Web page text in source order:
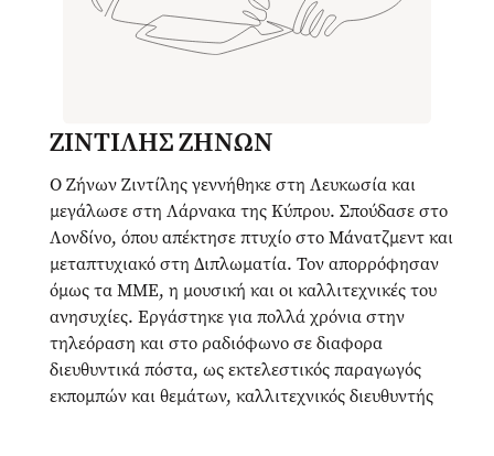
ΖΙΝΤΙΛΗΣ ΖΗΝΩΝ
Ο Ζήνων Ζιντίλης γεννήθηκε στη Λευκωσία και
μεγάλωσε στη Λάρνακα της Κύπρου. Σπούδασε στο
Λονδίνο, όπου απέκτησε πτυχίο στο Μάνατζμεντ και
μεταπτυχιακό στη Διπλωματία. Τον απορρόφησαν
όμως τα ΜΜΕ, η μουσική και οι καλλιτεχνικές του
ανησυχίες. Εργάστηκε για πολλά χρόνια στην
τηλεόραση και στο ραδιόφωνο σε διαφορα
διευθυντικά πόστα, ως εκτελεστικός παραγωγός
εκπομπών και θεμάτων, καλλιτεχνικός διευθυντής